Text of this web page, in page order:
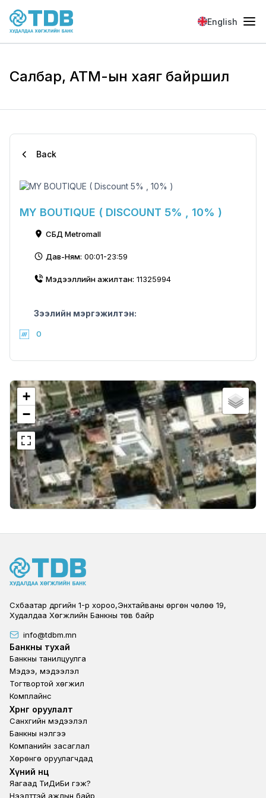
Skip to main content
English
Салбар, АТМ-ын хаяг байршил
Back
MY BOUTIQUE ( DISCOUNT 5% , 10% )
СБД Metromall
Дав-Ням: 00:01-23:59
Мэдээллийн ажилтан: 11325994
Зээлийн мэргэжилтэн:
0
+
−
Сүхбаатар дүүргийн 1-р хороо,Энхтайваны өргөн чөлөө 19,
Худалдаа Хөгжлийн Банкны төв байр
info@tdbm.mn
Footer
Банкны тухай
Банкны танилцуулга
Мэдээ, мэдээлэл
Тогтвортой хөгжил
Комплайнс
Footer third
Хөрөнгө оруулалт
Санхүүгийн мэдээлэл
Банкны үнэлгээ
Компанийн засаглал
Хөрөнгө оруулагчдад
Footer second
Хүний нөөц
Яагаад ТиДиБи гэж?
Нээлттэй ажлын байр